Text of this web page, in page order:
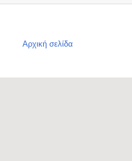
Αρχική σελίδα